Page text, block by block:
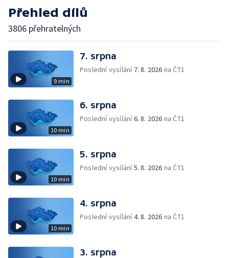
Přehled dílů
3806 přehratelných
9 min
7. srpna
Poslední vysílání 7. 8. 2026 na ČT1
10 min
6. srpna
Poslední vysílání6. 8. 2026 na ČT1
10 min
5. srpna
Poslední vysílání5. 8. 2026 na ČT1
10 min
4. srpna
Poslední vysílání4. 8. 2026 na ČT1
3. srpna